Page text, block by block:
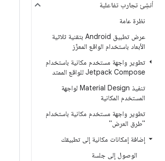
أنشِئ تجارب تفاعلية
نظرة عامة
عرض تطبيق Android بتقنية ثلاثية
الأبعاد باستخدام الواقع المعزّز
تطوير واجهة مستخدم مكانية باستخدام
Jetpack Compose للواقع الممتد
تنفيذ Material Design لواجهة
المستخدم المكانية
تطوير واجهة مستخدم مكانية باستخدام
"طرق العرض"
إضافة إمكانات مكانية إلى تطبيقك
الوصول إلى جلسة